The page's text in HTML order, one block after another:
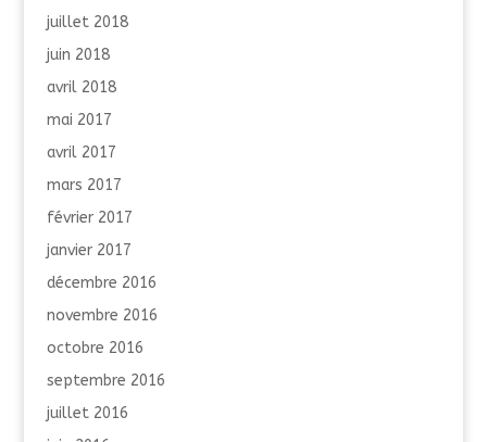
juillet 2018
juin 2018
avril 2018
mai 2017
avril 2017
mars 2017
février 2017
janvier 2017
décembre 2016
novembre 2016
octobre 2016
septembre 2016
juillet 2016